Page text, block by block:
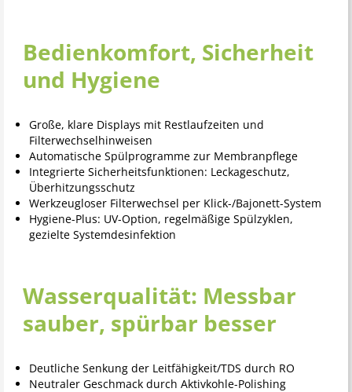
Bedienkomfort, Sicherheit
und Hygiene
Große, klare Displays mit Restlaufzeiten und
Filterwechselhinweisen
Automatische Spülprogramme zur Membranpflege
Integrierte Sicherheitsfunktionen: Leckageschutz,
Überhitzungsschutz
Werkzeugloser Filterwechsel per Klick-/Bajonett-System
Hygiene-Plus: UV-Option, regelmäßige Spülzyklen,
gezielte Systemdesinfektion
Wasserqualität: Messbar
sauber, spürbar besser
Deutliche Senkung der Leitfähigkeit/TDS durch RO
Neutraler Geschmack durch Aktivkohle-Polishing